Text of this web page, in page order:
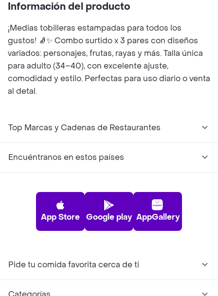
Información del producto
¡Medias tobilleras estampadas para todos los
gustos! 🧦✨ Combo surtido x 3 pares con diseños
variados: personajes, frutas, rayas y más. Talla única
para adulto (34–40), con excelente ajuste,
comodidad y estilo. Perfectas para uso diario o venta
al detal.
Top Marcas y Cadenas de Restaurantes
Encuéntranos en estos países
App Store Google play AppGallery
Pide tu comida favorita cerca de ti